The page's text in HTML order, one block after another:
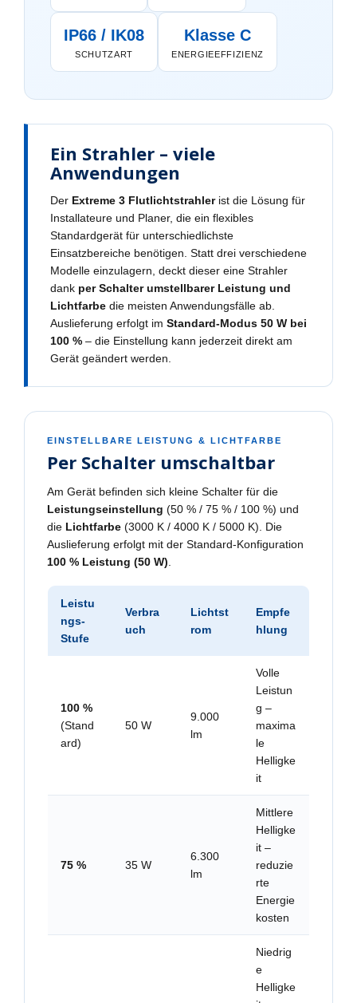
IP66 / IK08
SCHUTZART
Klasse C
ENERGIEEFFIZIENZ
Ein Strahler – viele
Anwendungen
Der Extreme 3 Flutlichtstrahlerist die Lösung für
Installateure und Planer, die ein flexibles
Standardgerät für unterschiedlichste
Einsatzbereiche benötigen. Statt drei verschiedene
Modelle einzulagern, deckt dieser eine Strahler
dank per Schalter umstellbarer Leistung und
Lichtfarbe die meisten Anwendungsfälle ab.
Auslieferung erfolgt im Standard-Modus 50 W bei
100 % – die Einstellung kann jederzeit direkt am
Gerät geändert werden.
EINSTELLBARE LEISTUNG & LICHTFARBE
Per Schalter umschaltbar
Am Gerät befinden sich kleine Schalter für die
Leistungseinstellung (50 % / 75 % / 100 %) und
die Lichtfarbe (3000 K / 4000 K / 5000 K). Die
Auslieferung erfolgt mit der Standard-Konfiguration
100 % Leistung (50 W)
Leistu
ngs-
Stufe
Verbra
uch
Lichtst
rom
Empfe
hlung
100 %
(Stand
ard)
50 W
9.000
lm
Volle
Leistun
g –
maxima
le
Helligke
it
75 % 35 W
6.300
lm
Mittlere
Helligke
it –
reduzie
rte
Energie
kosten
Niedrig
e
Helligke